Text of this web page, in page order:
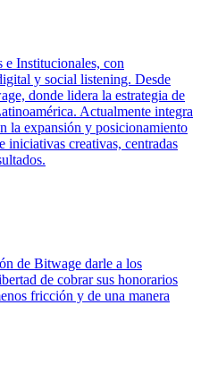
e Institucionales, con
y social listening. Desde
donde lidera la estrategia de
Actualmente integra
la expansión y posicionamiento
iniciativas creativas, centradas
de Bitwage darle a los
de cobrar sus honorarios
fricción y de una manera